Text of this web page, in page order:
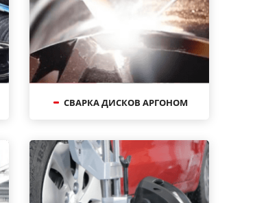
СВАРКА ДИСКОВ АРГОНОМ